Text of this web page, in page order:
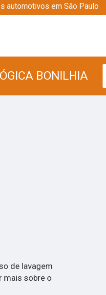
automotivos em São Paulo
BONILHIA
de lavagem
mais sobre o